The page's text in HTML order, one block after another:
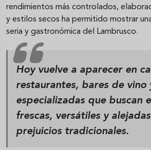
rendimientos más controlados,
y estilos secos ha permitido mostrar
seria y gastronómica del Lambrusco.
Hoy vuelve a aparecer en
restaurantes, bares de vino
especializadas que buscan
frescas, versátiles y
prejuicios tradicionales.